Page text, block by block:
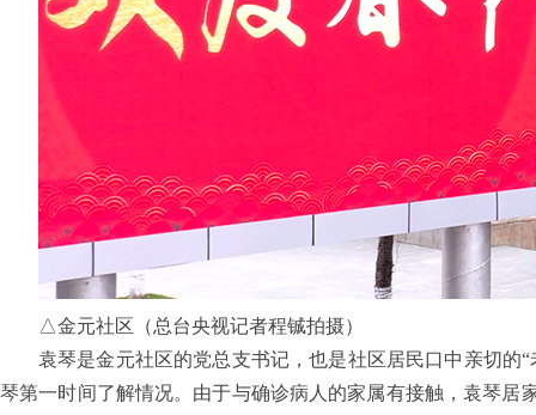
△金元社区（总台央视记者程铖拍摄）
袁琴是金元社区的党总支书记，也是社区居民口中亲切的
琴第一时间了解情况。由于与确诊病人的家属有接触，袁琴居